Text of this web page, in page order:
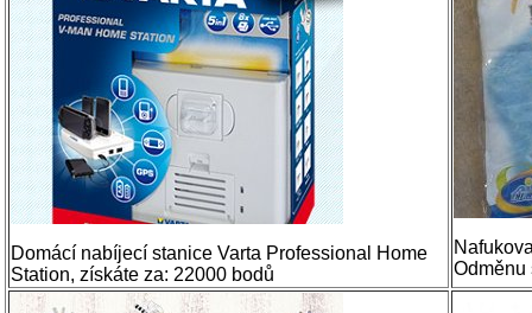
Domácí nabíjecí stanice Varta Professional Home
Station, získáte za: 22000 bodů
Odměnu